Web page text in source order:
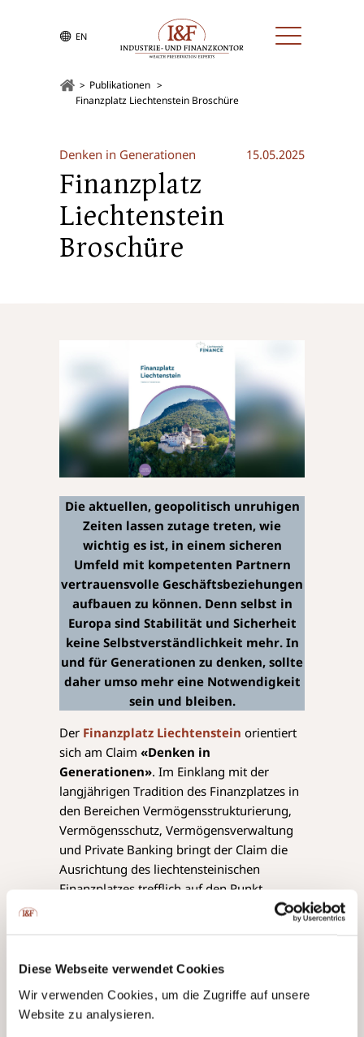
Diese Webseite verwendet Cookies
Wir verwenden Cookies, um die Zugriffe auf unsere
Website zu analysieren.
EN
Publikationen
Finanzplatz Liechtenstein Broschüre
Denken in Generationen 15.05.2025
Finanzplatz
Liechtenstein
Broschüre
Die aktuellen, geopolitisch unruhigen
Zeiten lassen zutage treten, wie
wichtig es ist, in einem sicheren
Umfeld mit kompetenten Partnern
vertrauensvolle Geschäftsbeziehungen
aufbauen zu können. Denn selbst in
Europa sind Stabilität und Sicherheit
keine Selbstverständlichkeit mehr. In
und für Generationen zu denken, sollte
daher umso mehr eine Notwendigkeit
sein und bleiben.
Der Finanzplatz Liechtenstein orientiert
sich am Claim «Denken in
Generationen». Im Einklang mit der
langjährigen Tradition des Finanzplatzes in
den Bereichen Vermögensstrukturierung,
Vermögensschutz, Vermögensverwaltung
und Private Banking bringt der Claim die
Ausrichtung des liechtensteinischen
Finanzplatzes trefflich auf den Punkt.
Das breite Dienstleistungsportfolio und die
international etablierten Standort für
Wealth Preservationund Wealth
Management heranwachsen lassen. Das